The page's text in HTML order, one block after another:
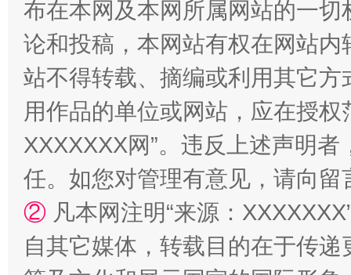
国家大学科技园优化重塑工作
布在本网及本网所属网站的一
论和投稿，本网站有权在网站
站不得转载、摘编或利用其它
用作品的单位或网站，应在授
XXXXXXX网”。违反上述声明
任。如您对管理有意见，请向
② 凡本网注明“来源：
自其它媒体，转载目的在于传